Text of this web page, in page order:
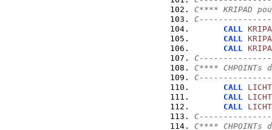
C**** KRIPAD
CALL
CALL
CALL
C**** CHPOINTs
CALL
LICHT
CALL
LICHT
CALL
LICHT
C**** CHPOINTs